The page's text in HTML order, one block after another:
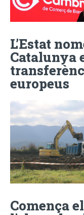
L’Estat
Catalunya
europeus
Comença